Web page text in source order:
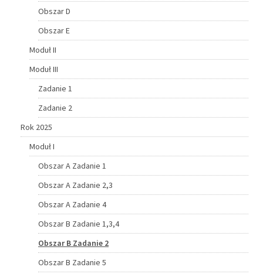
Obszar D
Obszar E
Moduł II
Moduł III
Zadanie 1
Zadanie 2
Rok 2025
Moduł I
Obszar A Zadanie 1
Obszar A Zadanie 2,3
Obszar A Zadanie 4
Obszar B Zadanie 1,3,4
Obszar B Zadanie 2
Obszar B Zadanie 5